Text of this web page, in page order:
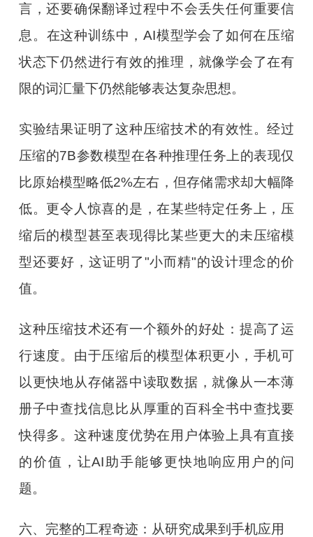
言，还要确保翻译过程中不会丢失任何重要信
息。在这种训练中，AI模型学会了如何在压缩
状态下仍然进行有效的推理，就像学会了在有
限的词汇量下仍然能够表达复杂思想。
实验结果证明了这种压缩技术的有效性。经过
压缩的7B参数模型在各种推理任务上的表现仅
比原始模型略低2%左右，但存储需求却大幅降
低。更令人惊喜的是，在某些特定任务上，压
缩后的模型甚至表现得比某些更大的未压缩模
型还要好，这证明了"小而精"的设计理念的价
值。
这种压缩技术还有一个额外的好处：提高了运
行速度。由于压缩后的模型体积更小，手机可
以更快地从存储器中读取数据，就像从一本薄
册子中查找信息比从厚重的百科全书中查找要
快得多。这种速度优势在用户体验上具有直接
的价值，让AI助手能够更快地响应用户的问
题。
六、完整的工程奇迹：从研究成果到手机应用